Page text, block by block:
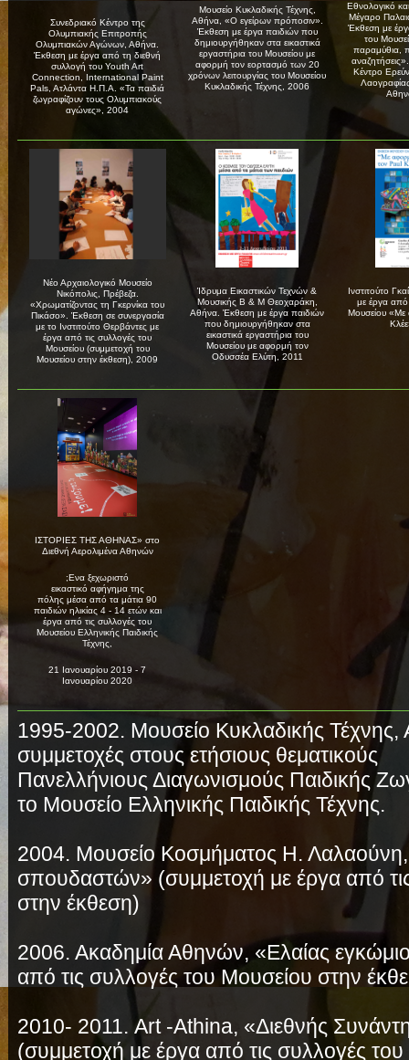
Συνεδριακό Κέντρο της
Ολυμπιακής Επιτροπής
Ολυμπιακών Αγώνων, Αθήνα.
Έκθεση με έργα από τη διεθνή
συλλογή του Youth Art
Connection, International Paint
Pals, Aτλάντα Η.Π.Α. «Τα παιδιά
ζωγραφίζουν τους Ολυμπιακούς
αγώνες», 2004
Μουσείο Κυκλαδικής Τέχνης,
Αθήνα, «Ο εγείρων πρόποσιν».
Έκθεση με έργα παιδιών που
δημιουργήθηκαν στα εικαστικά
εργαστήρια του Μουσείου με
αφορμή τον εορτασμό των 20
χρόνων λειτουργίας του Μουσείου
Κυκλαδικής Τέχνης, 2006
Εθνολογικό
Μέγαρο
Έκθεση με
του
παραμύθια,
Κέντρο
Νέο Αρχαιολογικό Μουσείο
Νικόπολις, Πρέβεζα.
«Χρωματίζοντας τη Γκερνίκα του
Πικάσο». Έκθεση σε συνεργασία
με το Ινστιτούτο Θερβάντες με
έργα από τις συλλογές του
Μουσείου (συμμετοχή του
Μουσείου στην έκθεση), 2009
Ίδρυμα Εικαστικών Τεχνών &
Μουσικής Β & Μ Θεοχαράκη,
Αθήνα. Έκθεση με έργα παιδιών
που δημιουργήθηκαν στα
εικαστικά εργαστήρια του
Μουσείου με αφορμή τον
Οδυσσέα Ελύτη, 2011
Ινστιτούτο
με έργα από
Μουσείου
ΙΣΤΟΡΙΕΣ ΤΗΣ ΑΘΗΝΑΣ» στο
Διεθνή Αερολιμένα Αθηνών
;Eνα ξεχωριστό
εικαστικό αφήγημα της
πόλης μέσα από τα μάτια 90
παιδιών ηλικίας 4 - 14 ετών και
έργα από τις συλλογές του
Μουσείου Ελληνικής Παιδικής
Τέχνης,
21 Ιανουαρίου 2019 - 7
Ιανουαρίου 2020
1995-2002. Μουσείο Κυκλαδικής Τέχνης,
συμμετοχές στους ετήσιους θεματικούς
Πανελλήνιους Διαγωνισμούς Παιδικής
το Μουσείο Ελληνικής Παιδικής Τέχνης.
2004. Μουσείο Κοσμήματος Η.
σπουδαστών» (συμμετοχή με έργα από
στην έκθεση)
2006. Ακαδημία Αθηνών, «Ελαίας
από τις συλλογές του Μουσείου στην
2010- 2011. Art -Athina, «Διεθνής
(συμμετοχή με έργα από τις συλλογές